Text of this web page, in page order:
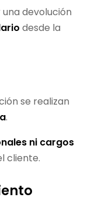
devolución
desde la
se realizan
.
ni cargos
cliente.